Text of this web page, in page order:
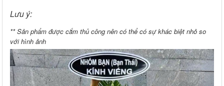
Lưu ý:
** Sản phẩm được cắm thủ công nên có thể có sự khác biệt nhỏ so
với hình ảnh